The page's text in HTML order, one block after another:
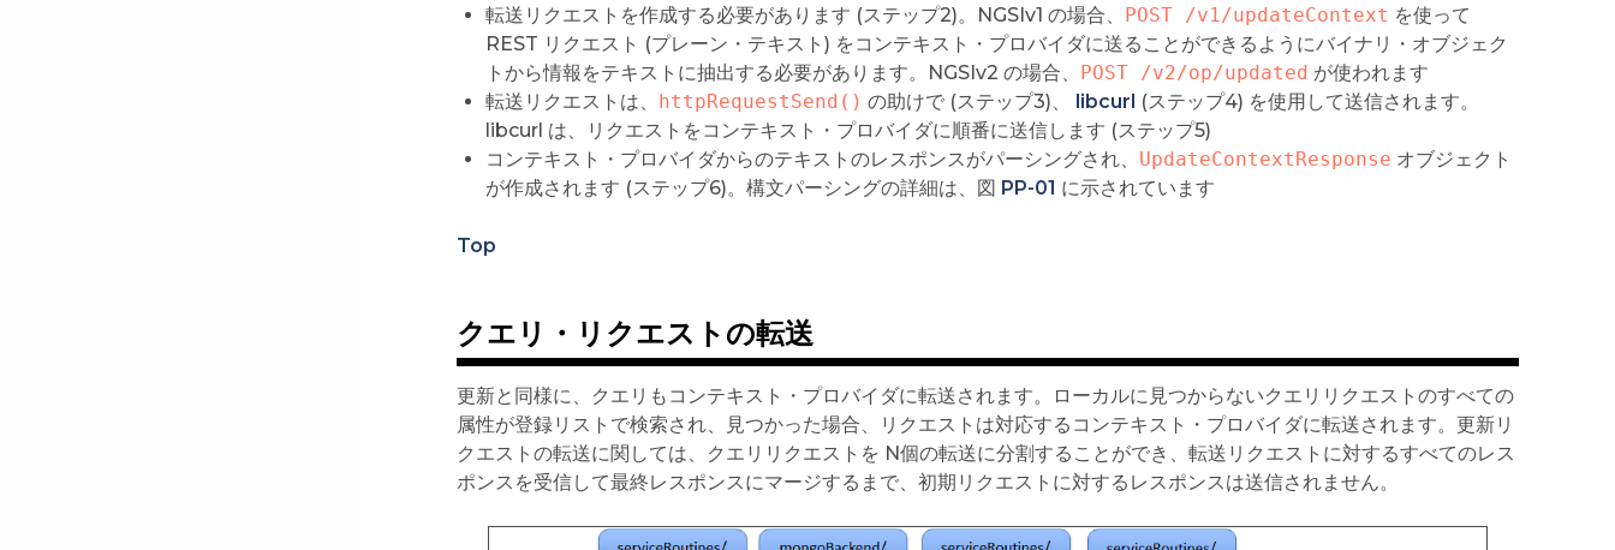
転送リクエストを作成する必要があります (ステップ2)。NGSIv1 の場合、
POST /v1/updateContext を使って
REST リクエスト (プレーン・テキスト) をコンテキスト・プロバイダに送ることができるようにバイナリ・オブジェク
トから情報をテキストに抽出する必要があります。NGSIv2 の場合、
POST /v2/op/updated が使われます
転送リクエストは、
httpRequestSend() の助けで (ステップ3)、 libcurl (ステップ4) を使用して送信されます。
libcurl は、リクエストをコンテキスト・プロバイダに順番に送信します (ステップ5)
コンテキスト・プロバイダからのテキストのレスポンスがパーシングされ、 UpdateContextResponse オブジェクト
が作成されます (ステップ6)。構文パーシングの詳細は、図 PP-01 に示されています
Top
クエリ・リクエストの転送
更新と同様に、クエリもコンテキスト・プロバイダに転送されます。ローカルに見つからないクエリリクエストのすべての
属性が登録リストで検索され、見つかった場合、リクエストは対応するコンテキスト・プロバイダに転送されます。更新リ
クエストの転送に関しては、クエリリクエストを N個の転送に分割することができ、転送リクエストに対するすべてのレス
ポンスを受信して​​最終レスポンスにマージするまで、初期リクエストに対するレスポンスは送信されません。